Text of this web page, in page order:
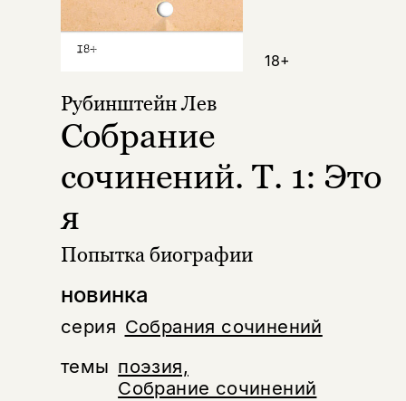
новинка
серия Собрания сочинений
темы поэзия,
Собрание сочинений
Рубинштейн Лев
Собрание
сочинений. Т. 1: Это
я
Попытка биографии
18+